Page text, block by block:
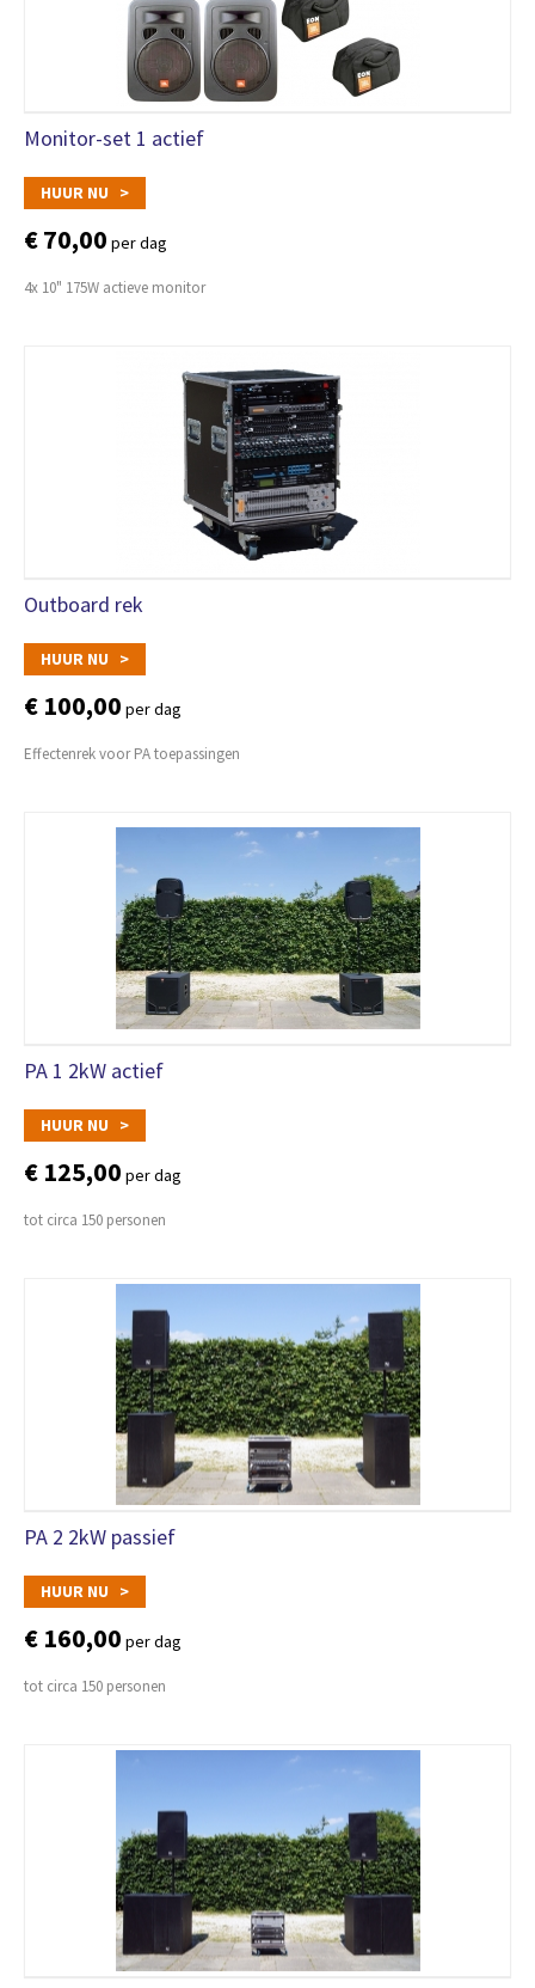
Monitor-set 1 actief
HUUR NU >
€ 70,00 per dag
4x 10" 175W actieve monitor
Outboard rek
HUUR NU >
€ 100,00 per dag
Effectenrek voor PA toepassingen
PA 1 2kW actief
HUUR NU >
€ 125,00 per dag
tot circa 150 personen
PA 2 2kW passief
HUUR NU >
€ 160,00 per dag
tot circa 150 personen